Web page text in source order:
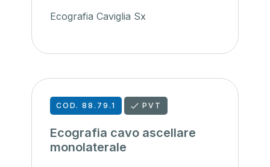
Ecografia Caviglia Sx
COD. 88.79.1 PVT
Ecografia cavo ascellare
monolaterale